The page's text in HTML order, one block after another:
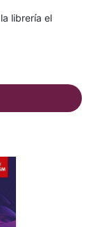
librería el